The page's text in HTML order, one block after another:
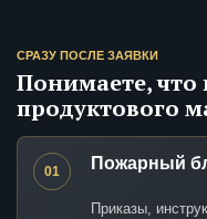
СРАЗУ ПОСЛЕ ЗАЯВКИ
Понимаете, что
продуктового
01 Пожарный
Приказы,